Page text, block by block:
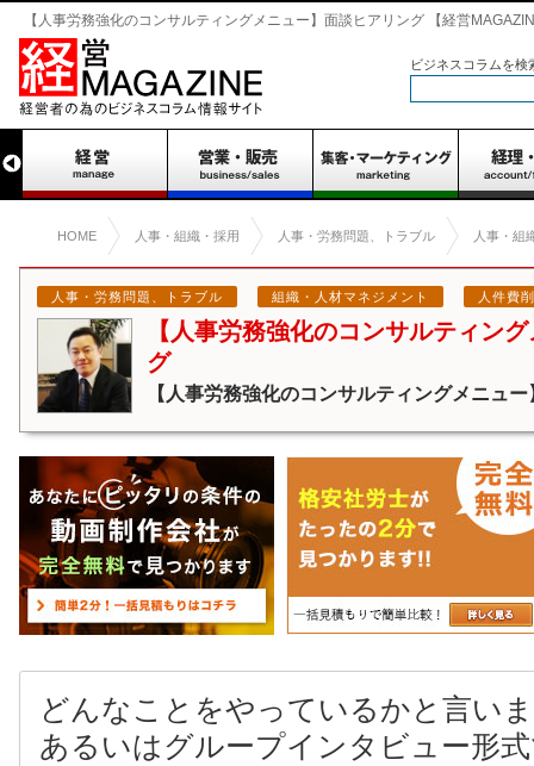
【人事労務強化のコンサルティングメニュー】面談ヒアリング 【経営
ビジネスコラムを検
HOME 人事・組織・採用 人事・労務問題、トラブル 人事・組
人事・労務問題、トラブル 組織・人材マネジメント 人件費
【人事労務強化のコンサルティン
グ
【人事労務強化のコンサルティングメニュ
どんなことをやっているかと言い
あるいはグループインタビュー形